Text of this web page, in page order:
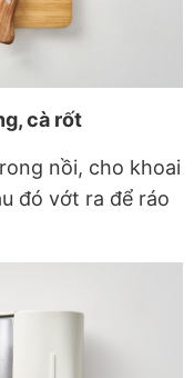
cà rốt
nồi, cho khoai
đó vớt ra để ráo